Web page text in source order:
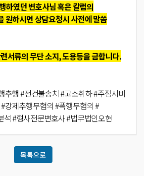
하였던 변호사님 혹은 칼럼의
원하시면 상담요청시 사전에 말씀
서류의 무단 소지, 도용등을 금합니다.
추행 #전건불송치 #고소취하 #주점시비
강제추행무혐의 #폭행무혐의 #
석 #형사전문변호사 #법무법인오현
목록으로